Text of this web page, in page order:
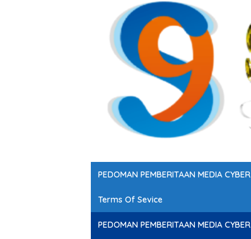
PEDOMAN PEMBERITAAN MEDIA CYBER
Terms Of Sevice
PEDOMAN PEMBERITAAN MEDIA CYBER